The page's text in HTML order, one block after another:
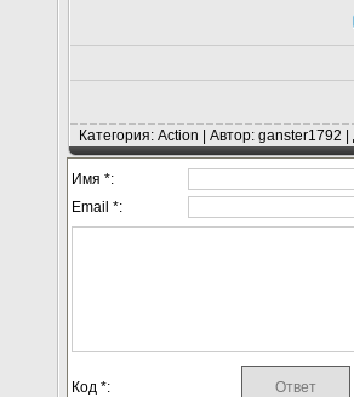
Категория: Action | Автор: ganster1792
Имя *:
Email *:
Код *: